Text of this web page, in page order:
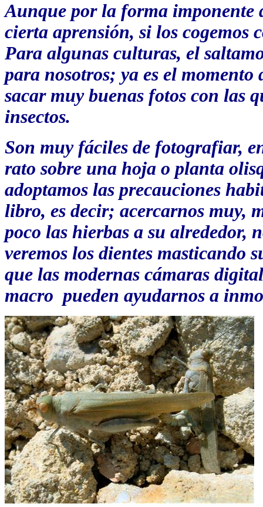
Aunque por la forma imponente
cierta aprensión, si los cogemos
Para algunas culturas, el
para nosotros; ya es el
sacar muy buenas fotos con las
insectos.
Son muy fáciles de fotografiar,
rato sobre una hoja o planta
adoptamos las precauciones
libro, es decir; acercarnos muy,
poco las hierbas a su alrededor,
veremos los dientes masticando
que las modernas cámaras
macro pueden ayudarnos a